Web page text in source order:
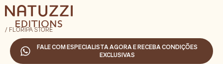
/ FLORIPA STORE
FALE COM ESPECIALISTA AGORA E RECEBA CONDIÇÕES
EXCLUSIVAS